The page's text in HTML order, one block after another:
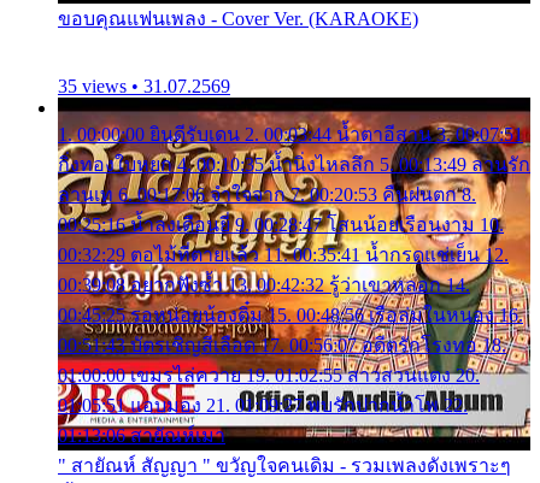
ขอบคุณแฟนเพลง - Cover Ver. (KARAOKE)
35 views • 31.07.2569
1. 00:00:00 ยินดีรับเดน 2. 00:03:44 น้ำตาอีสาน 3. 00:07:51
กิ่งทองใบหยก 4. 00:10:35 น้ำนิ่งไหลลึก 5. 00:13:49 ลานรัก
ลานเท 6. 00:17:06 จำใจจาก 7. 00:20:53 คืนฝนตก 8.
00:25:16 น้ำลงเดือนยี่ 9. 00:28:47 โสนน้อยเรือนงาม 10.
00:32:29 ตอไม้ที่ตายแล้ว 11. 00:35:41 น้ำกรดแช่เย็น 12.
00:39:08 อยากฟังซ้ำ 13. 00:42:32 รู้ว่าเขาหลอก 14.
00:45:25 รอหน่อยน้องติ๋ม 15. 00:48:56 เรือล่มในหนอง 16.
00:51:43 บัตรเชิญสีเลือด 17. 00:56:07 อดีตรักโรงทอ 18.
01:00:00 เขมรไล่ควาย 19. 01:02:55 สาวสวนแตง 20.
01:05:51 แอบมอง 21. 01:09:27 พบรักปากน้ำโพ 22.
01:13:06 สายัณห์เมา
" สายัณห์ สัญญา " ขวัญใจคนเดิม - รวมเพลงดังเพราะๆ